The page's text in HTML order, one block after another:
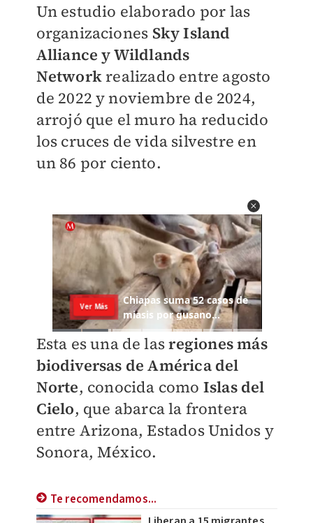
Un estudio elaborado por las
organizaciones Sky Island
Alliance y Wildlands
Networkrealizado entre agosto
de 2022 y noviembre de 2024,
arrojó que el muro ha reducido
los cruces de vida silvestre en
un 86 por ciento.
Esta es una de lasregiones más
biodiversas de América del
Norte, conocida como Islas del
Cielo, que abarca la frontera
entre Arizona, Estados Unidos y
Sonora, México.
Te recomendamos...